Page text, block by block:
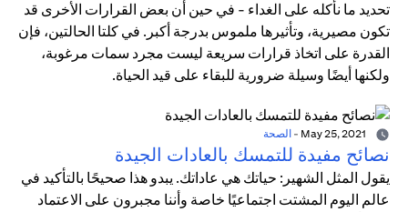
تحديد ما نأكله على الغداء - في حين أن بعض القرارات الأخرى قد
تكون مصيرية، وتأثيرها ملموس بدرجة أكبر. في كلتا الحالتين، فإن
القدرة على اتخاذ قرارات سريعة ليست مجرد سمات مرغوبة،
ولكنها أيضًا وسيلة ضرورية للبقاء على قيد الحياة.
- الصحة
نصائح مفيدة للتمسك بالعادات الجيدة
يقول المثل الشهير: حياتك هي عاداتك. يبدو هذا صحيحًا بالتأكيد في
عالم اليوم المشتت اجتماعيًا خاصة وأننا مجبرون على الاعتماد